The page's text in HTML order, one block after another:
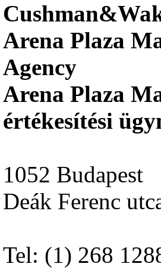
Arena Plaza
Agency
Arena Plaza
értékesítési
1052 Budapest
Deák Ferenc
Tel: (1) 268